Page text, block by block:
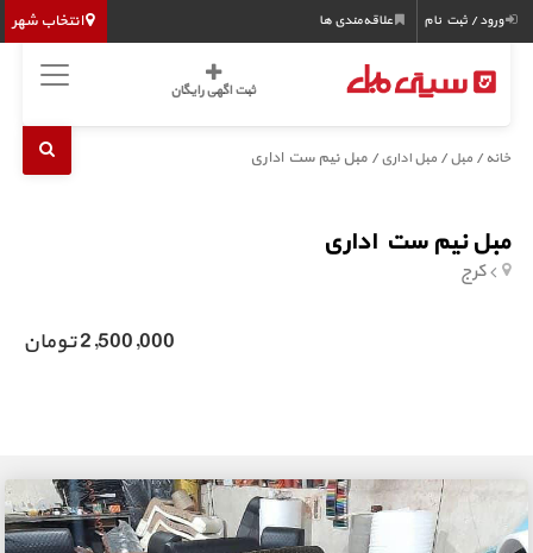
انتخاب شهر ورود / ثبت نام علاقه‌مندی ها
ثبت اگهی رایگان
خانه /مبل/مبل اداری/ مبل نیم ست اداری
مبل نیم ست اداری
کرج
2,500,000 تومان